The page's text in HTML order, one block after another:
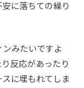
に落ちての繰り
ンみたいですよ
反応があったり
に埋もれてしま